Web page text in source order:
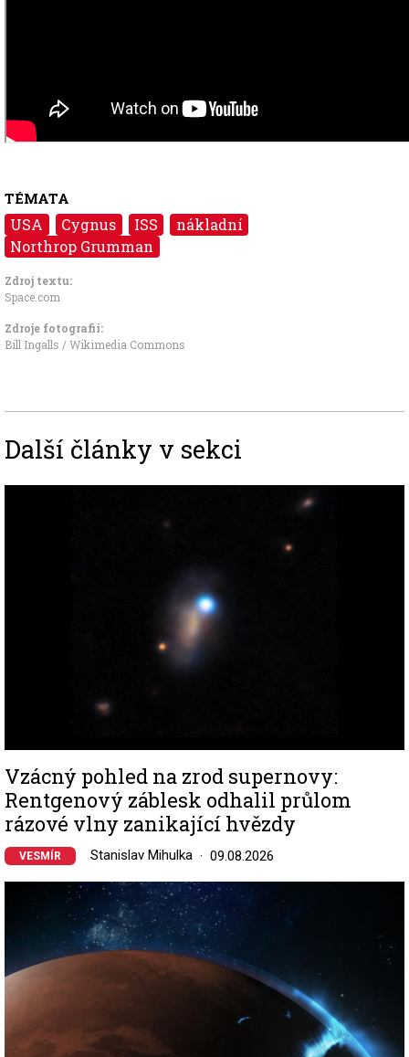
TÉMATA
USA Cygnus ISS
nákladní
Northrop Grumman
Zdroj textu:
Space.com
Zdroje fotografii:
Bill Ingalls / Wikimedia Commons
Další články v sekci
Vzácný pohled na zrod supernovy:
Rentgenový záblesk odhalil průlom
rázové vlny zanikající hvězdy
VESMÍR Stanislav Mihulka 09.08.2026
Image